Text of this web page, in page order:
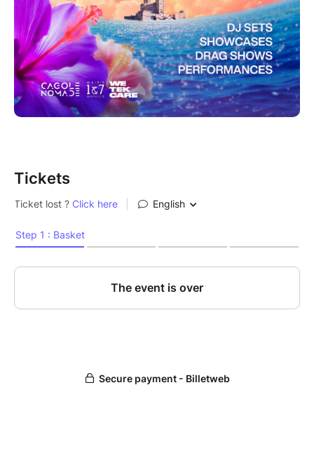
émergent·es, et célèbre la cagole comme une figure
d’empowerment, de fête et d’audace. Ici, pas de
jugement : que du fun et du partage. Un festival qui
lutte aussi contre les violences sexistes et sexuelles
avec la présence de l'association WeTekCare qui
veillera sur vous toute la soirée !
exceptionnel en plein air)
Programmation artistique : MARCIA • ISSA NAIMO •
• DJVERVEINE • DON GIOVANNA • LAURYN
MISS SPIRALING • SOEUR DIVA • ADRIEN FLAMAND
• GARCON MANQUÉ • 13OR • BLESSED BBY &
CARLOTA • CAGOLE SUMMER CLUB
Tickets